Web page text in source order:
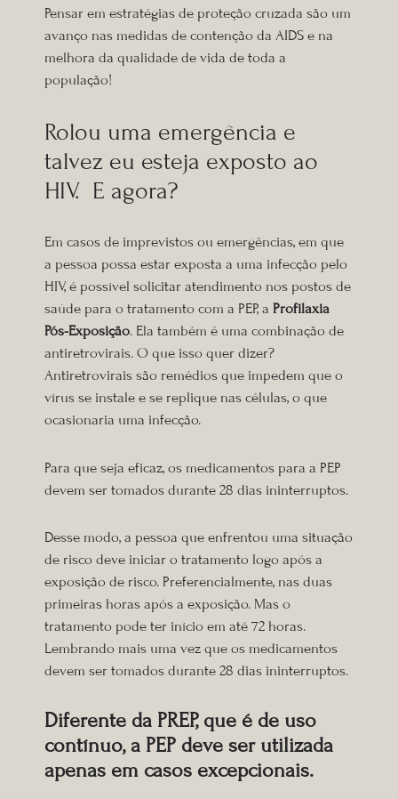
Pensar em estratégias de proteção cruzada são um
avanço nas medidas de contenção da AIDS e na
melhora da qualidade de vida de toda a
população!
Rolou uma emergência e
talvez eu esteja exposto ao
HIV. E agora?
Em casos de imprevistos ou emergências, em que
a pessoa possa estar exposta a uma infecção pelo
HIV, é possível solicitar atendimento nos postos de
saúde para o tratamento com a PEP, a Profilaxia
Pós-Exposição. Ela também é uma combinação de
antiretrovirais. O que isso quer dizer?
Antiretrovirais são remédios que impedem que o
vírus se instale e se replique nas células, o que
ocasionaria uma infecção.
Para que seja eficaz, os medicamentos para a PEP
devem ser tomados durante 28 dias ininterruptos.
Desse modo, a pessoa que enfrentou uma situação
de risco deve iniciar o tratamento logo após a
exposição de risco. Preferencialmente, nas duas
primeiras horas após a exposição. Mas o
tratamento pode ter início em até 72 horas.
Lembrando mais uma vez que os medicamentos
devem ser tomados durante 28 dias ininterruptos.
Diferente da PREP, que é de uso
contínuo, a PEP deve ser utilizada
apenas em casos excepcionais.